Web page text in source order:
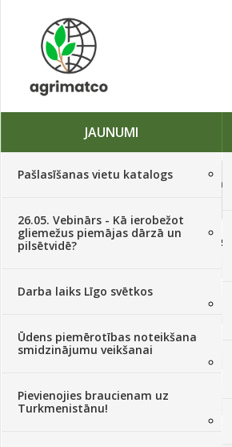
JAUNUMI
Pašlasīšanas vietu katalogs
26.05. Vebinārs - Kā ierobežot
gliemežus piemājas dārzā un
pilsētvidē?
Darba laiks Līgo svētkos
Ūdens piemērotības noteikšana
smidzinājumu veikšanai
Pievienojies braucienam uz
Turkmenistānu!
Traktori, tehnika, rezerves daļas,
Sēklas, sīpoli, ķiploki, sīpolpuķes,
kartupeļi
Augu aizsardzība(366)
Mēslojumi(495)
Augsne, kūdra, mulča